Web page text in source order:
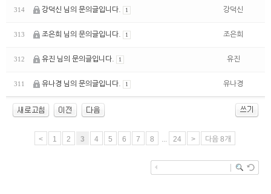
314 강덕신 님의 문의글입니다. 1 강덕신
313 조은희 님의 문의글입니다. 1 조은희
312 유진 님의 문의글입니다. 1 유진
311 유나경 님의 문의글입니다. 1 유나경
< 1 2 3 4 5 6 7 8 ... 24 > 다음 8개